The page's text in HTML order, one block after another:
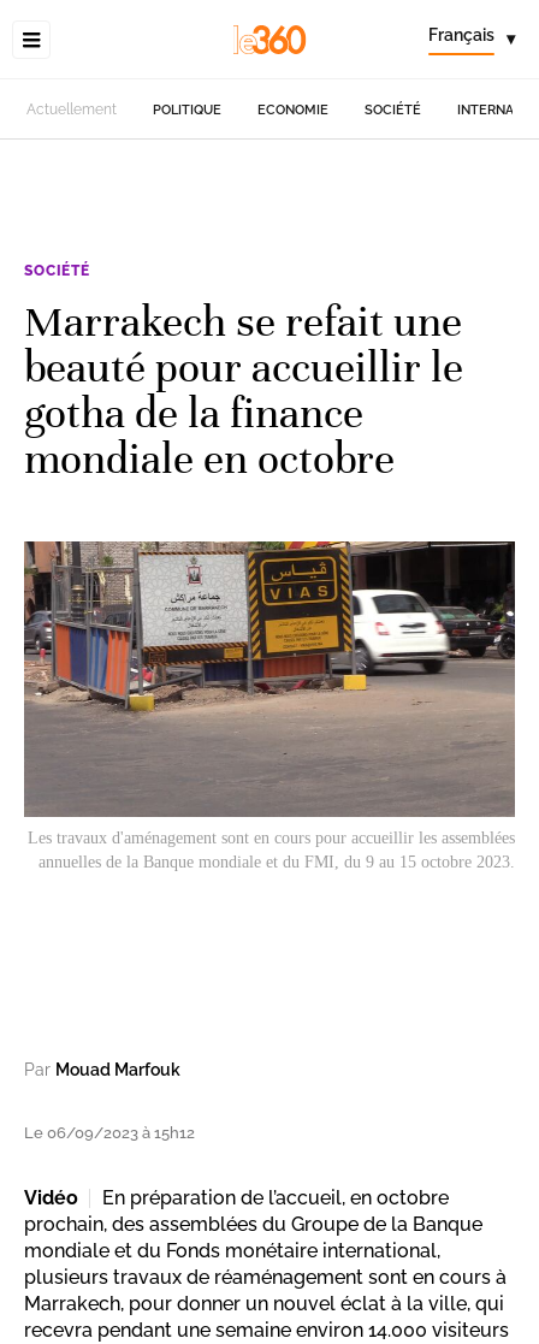
Français ▾
Actuellement POLITIQUE ECONOMIE SOCIÉTÉ
SOCIÉTÉ
Marrakech se refait une
beauté pour accueillir le
gotha de la finance
mondiale en octobre
Les travaux d'aménagement sont en cours pour accueillir les assemblées
annuelles de la Banque mondiale et du FMI, du 9 au 15 octobre 2023.
Par Mouad Marfouk
Le 06/09/2023 à 15h12
Vidéo
En préparation de l’accueil, en octobre
prochain, des assemblées du Groupe de la Banque
mondiale et du Fonds monétaire international,
plusieurs travaux de réaménagement sont en cours à
Marrakech, pour donner un nouvel éclat à la ville, qui
recevra pendant une semaine environ 14.000 visiteurs